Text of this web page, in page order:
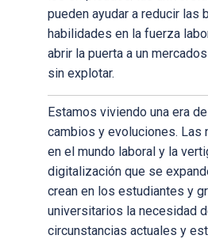
pueden ayudar a reducir las
habilidades en la fuerza
abrir la puerta a un
sin explotar.
Estamos viviendo una era
cambios y evoluciones. Las
en el mundo laboral y la
digitalización que se
crean en los estudiantes y
universitarios la necesidad
circunstancias actuales y